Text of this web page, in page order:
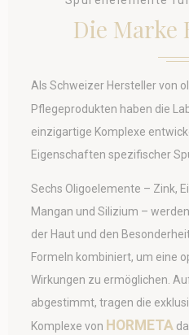
Die Marke
Als Schweizer Hersteller von
Pflegeprodukten haben die
einzigartige Komplexe
Eigenschaften spezifischer
Sechs Oligoelemente – Zink,
Mangan und Silizium –
der Haut und den
Formeln kombiniert, um eine
Wirkungen zu ermöglichen.
abgestimmt, tragen die
Komplexe von HORMETA